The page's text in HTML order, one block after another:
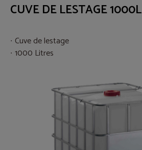
CUVE DE LESTAGE 1000L
Cuve de lestage
1000 Litres